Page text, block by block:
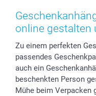
Zubehör & Material
Foto-Kalender & Agenden
Geschenk-Gutscheine
AGB
Impressum
Partnerprogramme
Investor Relations
B2B smartbusiness
Widerrufsrecht
Muttertag
Vatertag
Hochzeit
Geburtstag
Geburt
Zu allen Anlässen
Anmelden /Registrieren
Preise und
72h Lieferung
Zahlungsmöglichkeiten
Sitemap
Status der Bestellung
online gestalten
Zu einem perfekten
passendes
auch ein
beschenkten Person
Mühe beim Verpacken